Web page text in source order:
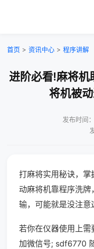
首页 > 资讯中心 > 程序讲解
进阶必看!麻将机
将机被
发布时间
打麻将实用秘诀，掌
动麻将机靠程序洗
输，可能就是没注意
若你在仪器使用上
加微信号; sdf6770